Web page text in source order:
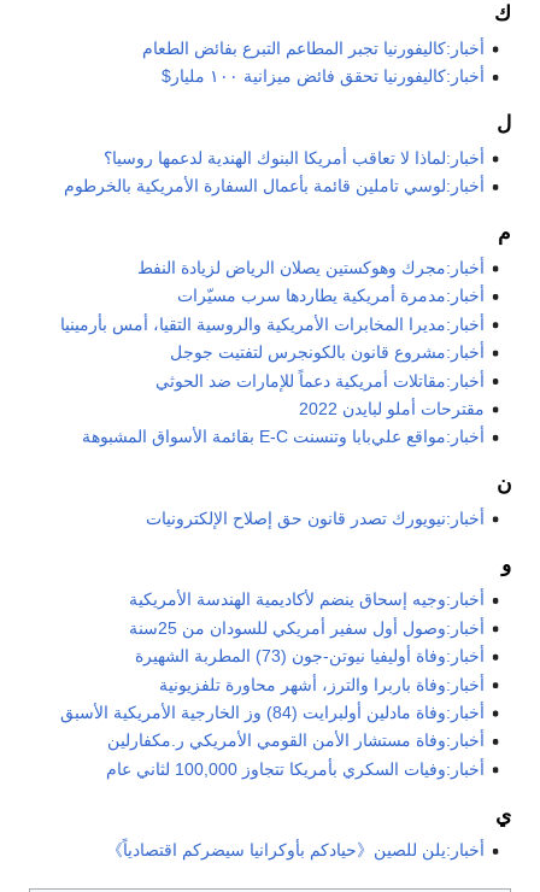
ك
أخبار:كاليفورنيا تجبر المطاعم التبرع بفائض الطعام
أخبار:كاليفورنيا تحقق فائض ميزانية ١٠٠ مليار$
ل
أخبار:لماذا لا تعاقب أمريكا البنوك الهندية لدعمها روسيا؟
أخبار:لوسي تاملين قائمة بأعمال السفارة الأمريكية بالخرطوم
م
أخبار:مجرك وهوكستين يصلان الرياض لزيادة النفط
أخبار:مدمرة أمريكية يطاردها سرب مسيّرات
أخبار:مديرا المخابرات الأمريكية والروسية التقيا، أمس بأرمينيا
أخبار:مشروع قانون بالكونجرس لتفتيت جوجل
أخبار:مقاتلات أمريكية دعماً للإمارات ضد الحوثي
مقترحات أملو لبايدن 2022
أخبار:مواقع علي‌بابا وتنسنت E-C بقائمة الأسواق المشبوهة
ن
أخبار:نيويورك تصدر قانون حق إصلاح الإلكترونيات
و
أخبار:وجيه إسحاق ينضم لأكاديمية الهندسة الأمريكية
أخبار:وصول أول سفير أمريكي للسودان من 25سنة
أخبار:وفاة أوليفيا نيوتن-جون (73) المطربة الشهيرة
أخبار:وفاة باربرا والترز، أشهر محاورة تلفزيونية
أخبار:وفاة مادلين أولبرايت (84) وز الخارجية الأمريكية الأسبق
أخبار:وفاة مستشار الأمن القومي الأمريكي ر.مكفارلين
أخبار:وفيات السكري بأمريكا تتجاوز 100,000 لثاني عام
ي
أخبار:يلن للصين《حيادكم بأوكرانيا سيضركم اقتصادياً》